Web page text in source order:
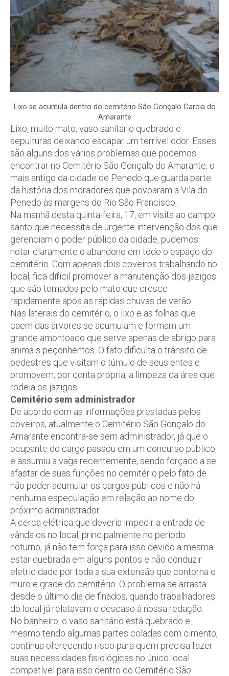
Lixo se acumula dentro do cemitério São Gonçalo Garcia do
Amarante
Lixo, muito mato, vaso sanitário quebrado e
sepulturas deixando escapar um terrível odor. Esses
são alguns dos vários problemas que podemos
encontrar no Cemitério São Gonçalo do Amarante, o
mais antigo da cidade de Penedo que guarda parte
da história dos moradores que povoaram a Vila do
Penedo às margens do Rio São Francisco.
Na manhã desta quinta-feira, 17, em visita ao campo
santo que necessita de urgente intervenção dos que
gerenciam o poder público da cidade, pudemos
notar claramente o abandono em todo o espaço do
cemitério. Com apenas dois coveiros trabalhando no
local, fica difícil promover a manutenção dos jazigos
que são tomados pelo mato que cresce
rapidamente após as rápidas chuvas de verão.
Nas laterais do cemitério, o lixo e as folhas que
caem das árvores se acumulam e formam um
grande amontoado que serve apenas de abrigo para
animais peçonhentos. O fato dificulta o trânsito de
pedestres que visitam o túmulo de seus entes e
promovem, por conta própria, a limpeza da área que
rodeia os jazigos.
Cemitério sem administrador
De acordo com as informações prestadas pelos
coveiros, atualmente o Cemitério São Gonçalo do
Amarante encontra-se sem administrador, já que o
ocupante do cargo passou em um concurso público
e assumiu a vaga recentemente, sendo forçado a se
afastar de suas funções no cemitério pelo fato de
não poder acumular os cargos públicos e não há
nenhuma especulação em relação ao nome do
próximo administrador.
A cerca elétrica que deveria impedir a entrada de
vândalos no local, principalmente no período
noturno, já não tem força para isso devido a mesma
estar quebrada em alguns pontos e não conduzir
eletricidade por toda a sua extensão que contorna o
muro e grade do cemitério. O problema se arrasta
desde o último dia de finados, quando trabalhadores
do local já relatavam o descaso à nossa redação.
No banheiro, o vaso sanitário está quebrado e
mesmo tendo algumas partes coladas com cimento,
continua oferecendo risco para quem precisa fazer
suas necessidades fisiológicas no único local
compatível para isso dentro do Cemitério São